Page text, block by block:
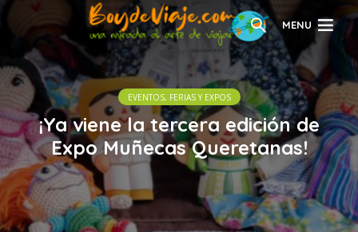
MENU
EVENTOS, FERIAS Y EXPOS
¡Ya viene la tercera edición de
Expo Muñecas Queretanas!